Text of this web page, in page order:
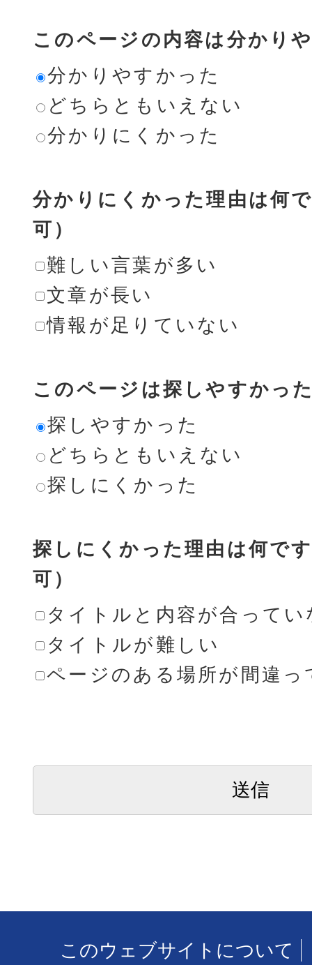
このページの内容は分かり
分かりやすかった
どちらともいえない
分かりにくかった
分かりにくかった理由は何
可）
難しい言葉が多い
文章が長い
情報が足りていない
このページは探しやすかっ
探しやすかった
どちらともいえない
探しにくかった
探しにくかった理由は何で
可）
タイトルと内容が合ってい
タイトルが難しい
ページのある場所が間違っ
このウェブサイトについて